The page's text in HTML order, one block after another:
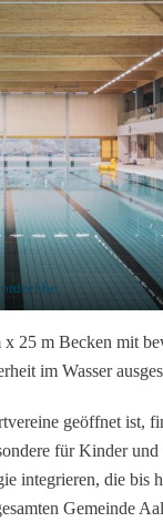
25 m Becken mit
im Wasser
geöffnet ist,
für Kinder
integrieren, die bis
Gemeinde